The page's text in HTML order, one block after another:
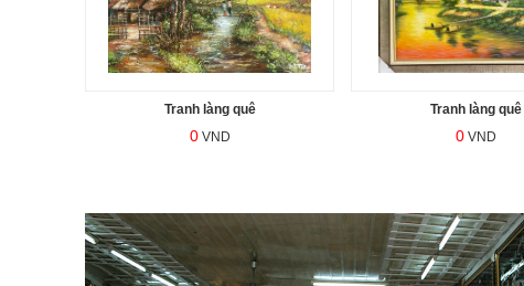
Tranh làng quê
0VND
Tranh làng quê
0VND